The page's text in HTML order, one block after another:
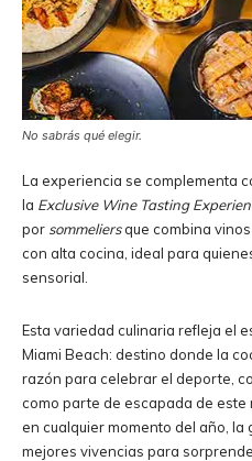
No sabrás qué elegir.
La experiencia se complementa
la Exclusive Wine Tasting
por sommeliersque combina
con alta cocina, ideal para
sensorial.
Esta variedad culinaria refleja el
Miami Beach: destino donde la
razón para celebrar el deporte,
como parte de escapada de
en cualquier momento del año,
mejores vivencias para